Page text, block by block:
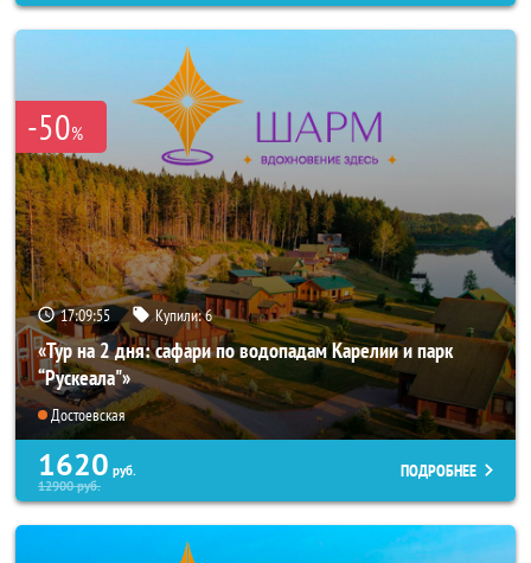
-50%
17:09:53 Купили:6
«Тур на 2 дня: сафари по водопадам Карелии и парк
“Рускеала"»
Достоевская
1620 руб.
12900руб.
ПОДРОБНЕЕ